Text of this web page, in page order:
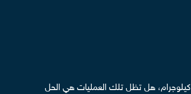
تعددت عمليات السمنة ما بين تكميم المعدة وتحويل المسار بتقنياتهما المختلفة، ولكن ماذا لو لم يتخطى وزن الشخص ال 100 كيلوجرام، هل تظل تلك العمليات هي الحل